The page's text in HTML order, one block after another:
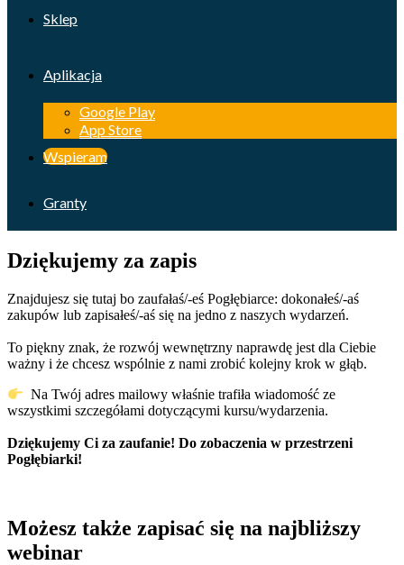
Sklep
Aplikacja
Google Play
App Store
Wspieram
Granty
Dziękujemy za zapis
Znajdujesz się tutaj bo zaufałaś/-eś Pogłębiarce: dokonałeś/-aś
zakupów lub zapisałeś/-aś się na jedno z naszych wydarzeń.
To piękny znak, że rozwój wewnętrzny naprawdę jest dla Ciebie
ważny i że chcesz wspólnie z nami zrobić kolejny krok w głąb.
Na Twój adres mailowy właśnie trafiła wiadomość ze
wszystkimi szczegółami dotyczącymi kursu/wydarzenia.
Dziękujemy Ci za zaufanie! Do zobaczenia w przestrzeni
Pogłębiarki!
Możesz także zapisać się na najbliższy
webinar